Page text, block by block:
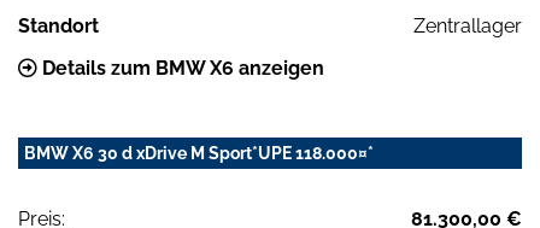
Standort
Zentrallager
Details zum BMW X6 anzeigen
BMW X6 30 d xDrive M Sport*UPE 118.000¤*
Preis:
81.300,00 €